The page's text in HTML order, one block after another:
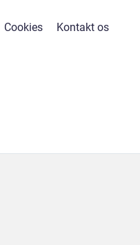
Cookies Kontakt os